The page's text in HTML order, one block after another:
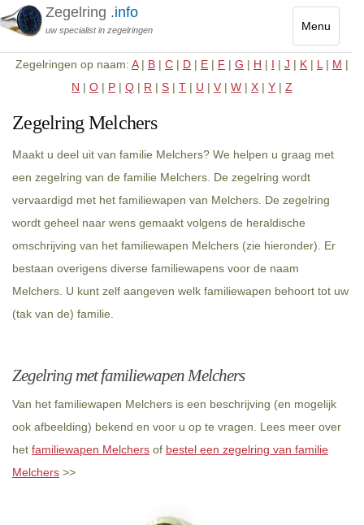
Menu
Toggle
Zegelring .info
uw specialist in zegelringen
Zegelringen op naam: A| B | C | D | E | F | G | H | I | J | K | L | M |
N | O | P | Q | R | S | T | U | V | W | X | Y | Z
Zegelring Melchers
Maakt u deel uit van familie Melchers? We helpen u graag met
een zegelring van de familie Melchers. De zegelring wordt
vervaardigd met het familiewapen van Melchers. De zegelring
wordt geheel naar wens gemaakt volgens de heraldische
omschrijving van het familiewapen Melchers (zie hieronder). Er
bestaan overigens diverse familiewapens voor de naam
Melchers. U kunt zelf aangeven welk familiewapen behoort tot uw
(tak van de) familie.
Zegelring met familiewapen Melchers
Van het familiewapen Melchers is een beschrijving (en mogelijk
ook afbeelding) bekend en voor u op te vragen. Lees meer over
het familiewapen Melchers of bestel een zegelring van familie
Melchers >>